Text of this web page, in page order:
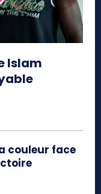
Islam
couleur face